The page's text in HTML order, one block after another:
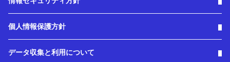
個人情報保護方針
データ収集と利用について